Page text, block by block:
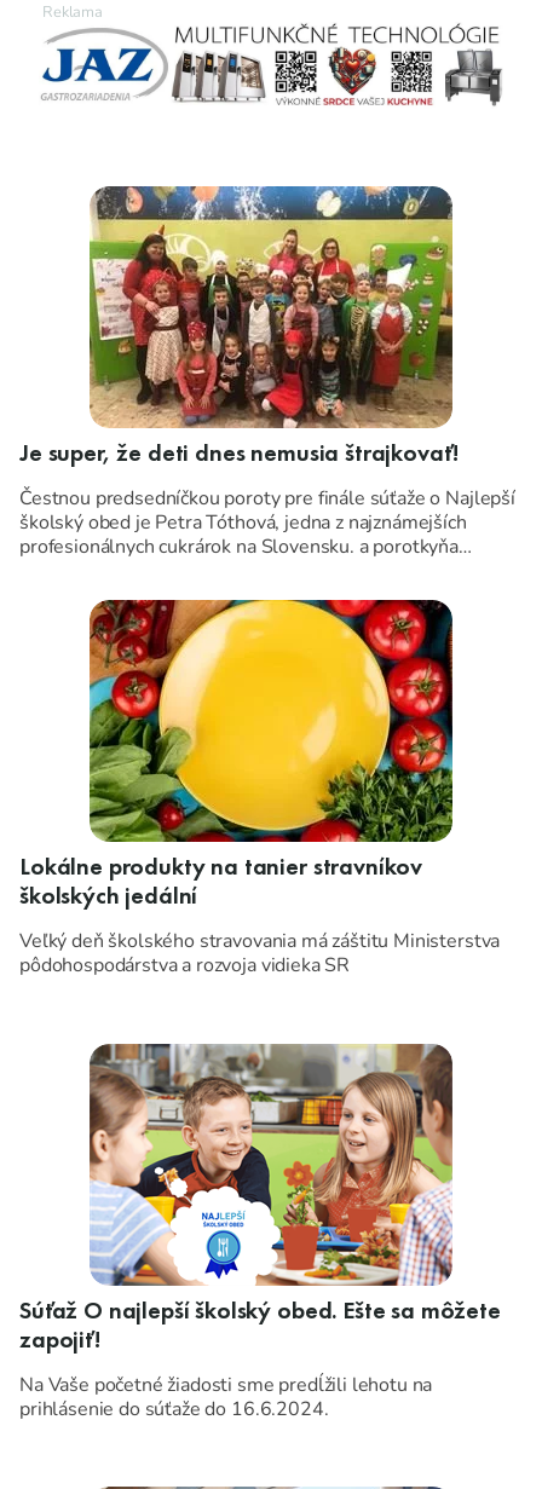
Je super, že deti dnes nemusia štrajkovať!
Čestnou predsedníčkou poroty pre finále súťaže o Najlepší
školský obed je Petra Tóthová, jedna z najznámejších
profesionálnych cukrárok na Slovensku. a porotkyňa
mamičkou a dokonca aj členkou stravovacej komisie v
materskej škôlke svojho syna.
Lokálne produkty na tanier stravníkov
školských jedální
Veľký deň školského stravovania má záštitu Ministerstva
pôdohospodárstva a rozvoja vidieka SR
Súťaž O najlepší školský obed. Ešte sa môžete
zapojiť!
Na Vaše početné žiadosti sme predĺžili lehotu na
prihlásenie do súťaže do 16.6.2024.